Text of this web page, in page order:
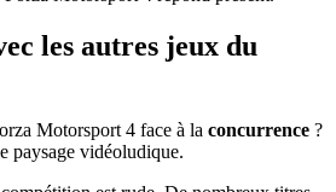
les autres jeux du
Motorsport 4 face à la concurrence ?
paysage vidéoludique.